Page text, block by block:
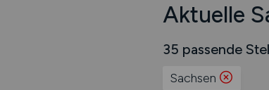
Aktuelle
35 passende
Sachsen